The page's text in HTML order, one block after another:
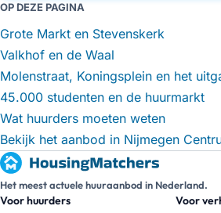
OP DEZE PAGINA
Grote Markt en Stevenskerk
Valkhof en de Waal
Molenstraat, Koningsplein en het
45.000 studenten en de huurmarkt
Wat huurders moeten weten
Bekijk het aanbod in Nijmegen
Het meest actuele huuraanbod in Nederland.
Voor huurders Voor